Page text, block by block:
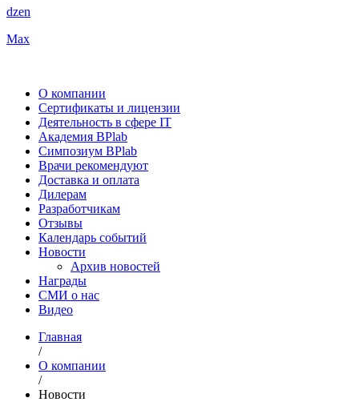
dzen
Max
О компании
Сертификаты и лицензии
Деятельность в сфере IT
Академия BPlab
Симпозиум BPlab
Врачи рекомендуют
Доставка и оплата
Дилерам
Разработчикам
Отзывы
Календарь событий
Новости
Архив новостей
Награды
СМИ о нас
Видео
Главная
/
О компании
/
Новости